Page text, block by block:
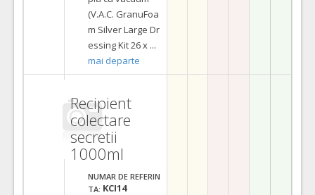
(V.A.C. GranuFoa
m Silver Large Dr
essing Kit 26 x ...
mai departe
Recipient
colectare
secretii
1000ml
NUMAR DE REFERIN
TA: KCI14